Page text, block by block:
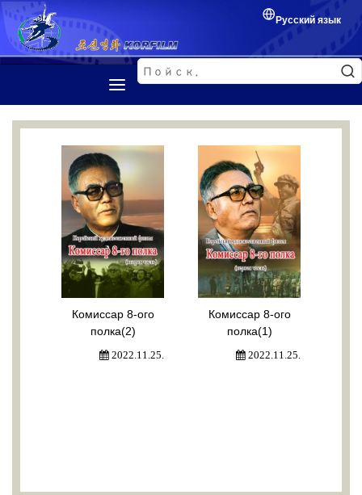
Русский язык
Первая страница
Корейский фильм
Кинофестиваль
Обмен между кинематографистами
Комиссар 8-ого
полка(2)
2022.11.25.
Комиссар 8-ого
полка(1)
2022.11.25.